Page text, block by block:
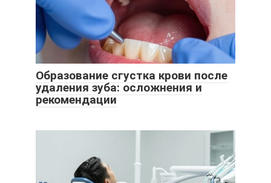
Образование сгустка крови после
удаления зуба: осложнения и
рекомендации